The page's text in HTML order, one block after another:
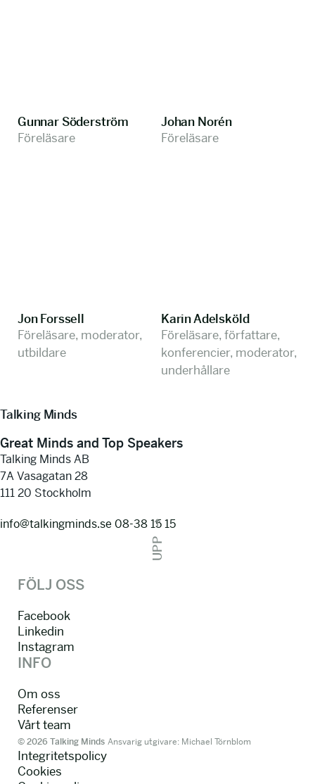
Gunnar Söderström
Föreläsare
Johan Norén
Föreläsare
Jon Forssell
Föreläsare, moderator,
utbildare
Karin Adelsköld
Föreläsare, författare,
konferencier, moderator,
underhållare
Talking Minds
Great Minds and Top Speakers
Talking Minds AB
7A Vasagatan 28
111 20 Stockholm
info@talkingminds.se 08-38 15 15
UPP
FÖLJ OSS
Facebook
Linkedin
Instagram
INFO
Om oss
Referenser
Vårt team
© 2026 Talking Minds Ansvarig utgivare: Michael Törnblom
Integritetspolicy
Cookies